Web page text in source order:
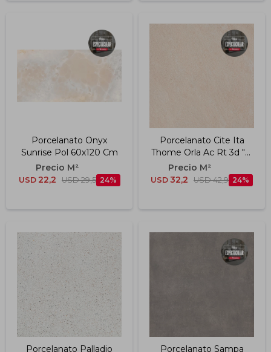
Porcelanato Onyx
Sunrise Pol 60x120 Cm
USD 22,2 USD 29,5 24
Porcelanato Cite Ita
Thome Orla Ac Rt 3d "a"
90x90 Cm 10mm
USD 32,2 USD 42,9 24
Porcelanato Palladio
Porcelanato Sampa